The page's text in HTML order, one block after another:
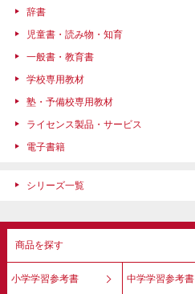
辞書
児童書・読み物・知育
一般書・教育書
学校専用教材
塾・予備校専用教材
ライセンス製品・サービス
電子書籍
シリーズ一覧
商品を探す
小学学習参考書 中学学習参考書